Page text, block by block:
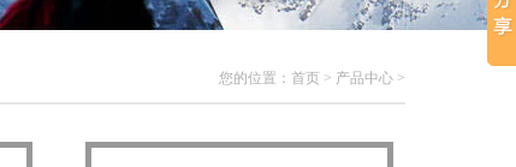
您的位置： 首页 > 产品中心 >